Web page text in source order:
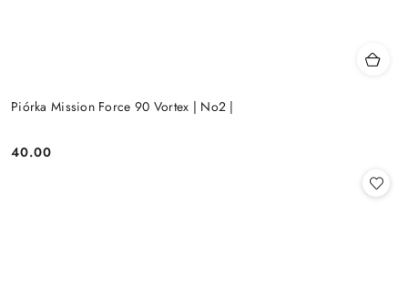
Piórka Mission Force 90 Vortex | No2 |
Cena:
40.00